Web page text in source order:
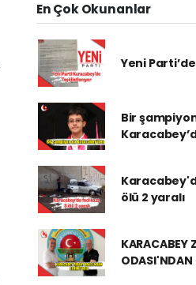
En Çok Okunanlar
Yeni
Bir
ölü 2 yaralı
KARACABEY
ODASI'NDAN